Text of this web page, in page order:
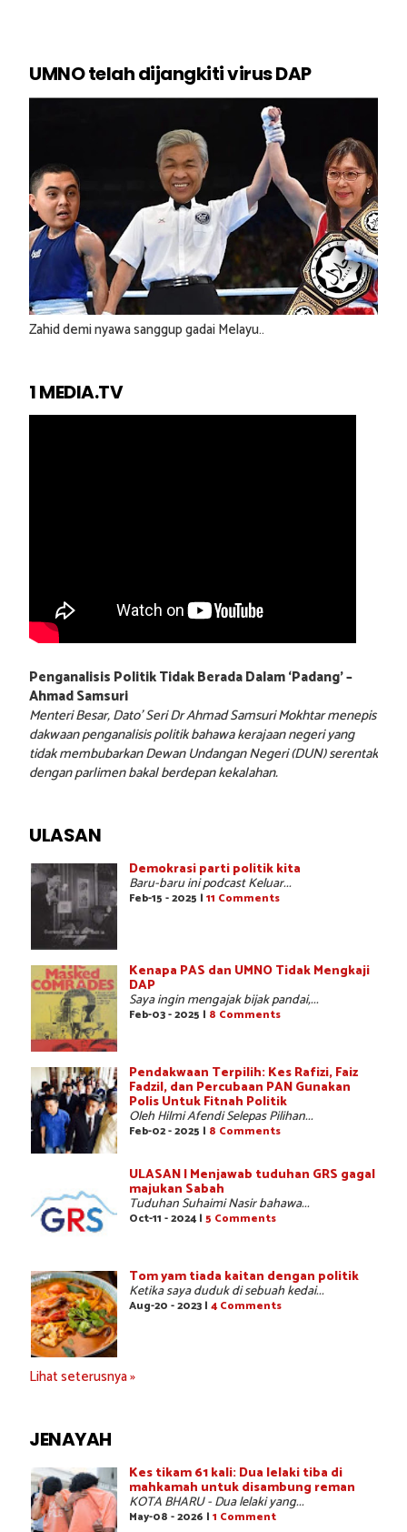
UMNO telah dijangkiti virus DAP
Zahid demi nyawa sanggup gadai Melayu..
1 MEDIA.TV
Penganalisis Politik Tidak Berada Dalam ‘Padang’ –
Ahmad Samsuri
Menteri Besar, Dato’ Seri Dr Ahmad Samsuri Mokhtar menepis
dakwaan penganalisis politik bahawa kerajaan negeri yang
tidak membubarkan Dewan Undangan Negeri (DUN) serentak
dengan parlimen bakal berdepan kekalahan.
ULASAN
Demokrasi parti politik kita
Baru-baru ini podcast Keluar...
Feb-15 - 2025 | 11 Comments
Kenapa PAS dan UMNO Tidak Mengkaji
DAP
Saya ingin mengajak bijak pandai,...
Feb-03 - 2025 | 8 Comments
Pendakwaan Terpilih: Kes Rafizi, Faiz
Fadzil, dan Percubaan PAN Gunakan
Polis Untuk Fitnah Politik
Oleh Hilmi Afendi Selepas Pilihan...
Feb-02 - 2025 | 8 Comments
ULASAN | Menjawab tuduhan GRS gagal
majukan Sabah
Tuduhan Suhaimi Nasir bahawa...
Oct-11 - 2024 | 5 Comments
Tom yam tiada kaitan dengan politik
Ketika saya duduk di sebuah kedai...
Aug-20 - 2023 | 4 Comments
Lihat seterusnya »
JENAYAH
Kes tikam 61 kali: Dua lelaki tiba di
mahkamah untuk disambung reman
KOTA BHARU - Dua lelaki yang...
May-08 - 2026 | 1 Comment